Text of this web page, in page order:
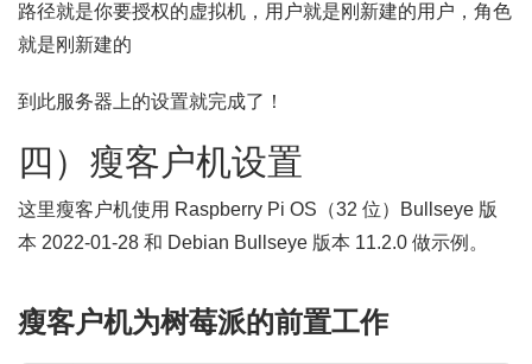
路径就是你要授权的虚拟机，用户就是刚新建的用户，角色
就是刚新建的
到此服务器上的设置就完成了！
四）瘦客户机设置
这里瘦客户机使用 Raspberry Pi OS（32 位）Bullseye 版
本 2022-01-28 和 Debian Bullseye 版本 11.2.0 做示例。
瘦客户机为树莓派的前置工作